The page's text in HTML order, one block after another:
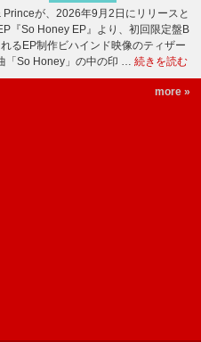
が、2026年9月2日にリリースと
『So Honey EP』より、初回限定盤B
るEP制作ビハインド映像のティザー
「So Honey」の中の印 … 続きを読む
more »